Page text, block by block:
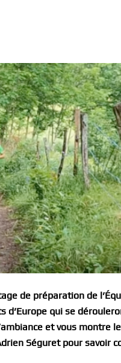
de préparation de
d’Europe qui se
et vous montre
Séguret pour savoir